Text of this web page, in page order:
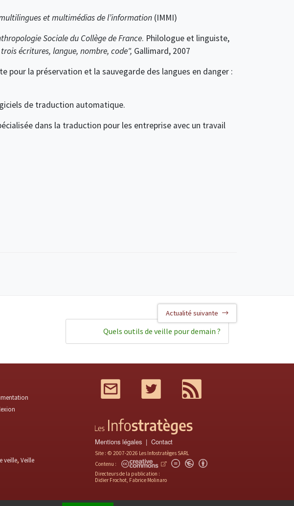
et multimédias de l’information(IMMI)
Sociale du Collège de France. Philologue et linguiste,
trois écritures, langue, nombre, code", Gallimard, 2007
pour la préservation et la sauvegarde des langues en danger :
de traduction automatique.
dans la traduction pour les entreprise avec un travail
Actualité suivante
Quels outils de veille pour demain ?
veille Veille
Twitter
Mentions légales Contact
Site : © 2007-2026 Les Infostratèges SARL
Contenu :
Directeurs de la publication :
Didier Frochot, Fabrice Molinaro